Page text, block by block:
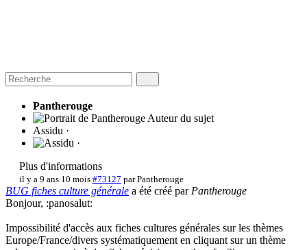
Pantherouge
Auteur du sujet
Assidu ·
Plus d'informations
il y a 9 ans 10 mois #73127 parPantherouge
BUG fiches culture générale a été créé par Pantherouge
Bonjour, :panosalut:
Impossibilité d'accès aux fiches cultures générales sur les thèmes
Europe/France/divers systématiquement en cliquant sur un thème